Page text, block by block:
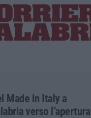
Made in Italy a
verso l’apertura